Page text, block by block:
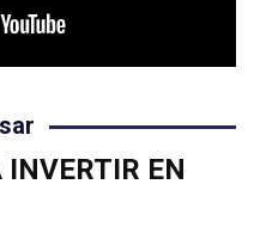
INVERTIR EN